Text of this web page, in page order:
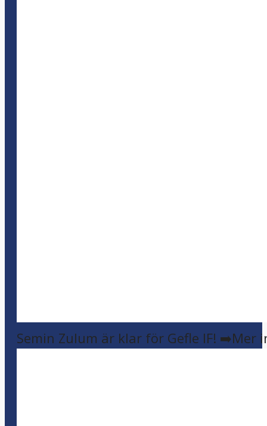
Semin Zulum är klar för Gefle IF! ➡️Mer